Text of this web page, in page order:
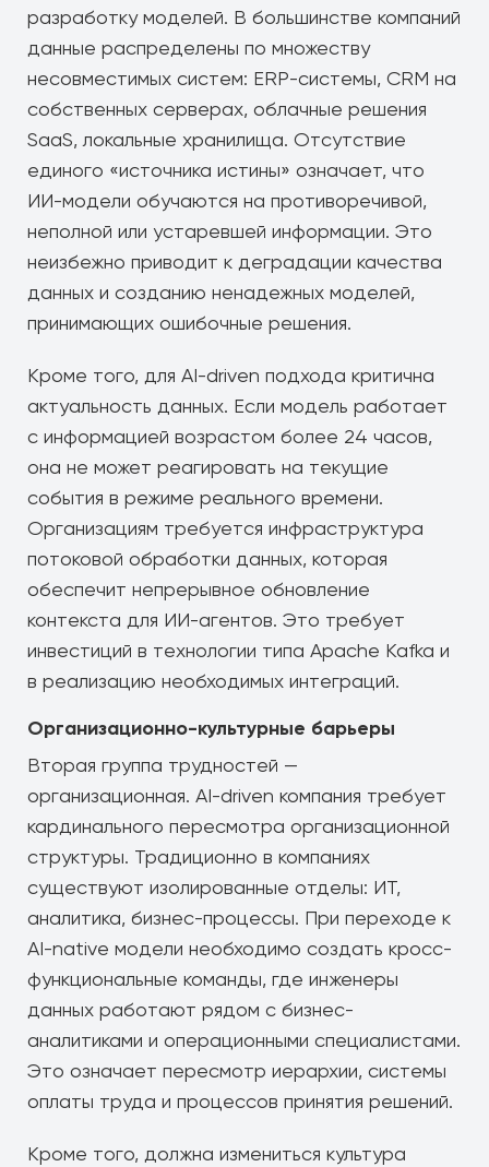
разработку моделей. В большинстве компаний
данные распределены по множеству
несовместимых систем: ERP-системы, CRM на
собственных серверах, облачные решения
SaaS, локальные хранилища. Отсутствие
единого «источника истины» означает, что
ИИ-модели обучаются на противоречивой,
неполной или устаревшей информации. Это
неизбежно приводит к деградации качества
данных и созданию ненадежных моделей,
принимающих ошибочные решения.
Кроме того, для AI-driven подхода критична
актуальность данных. Если модель работает
с информацией возрастом более 24 часов,
она не может реагировать на текущие
события в режиме реального времени.
Организациям требуется инфраструктура
потоковой обработки данных, которая
обеспечит непрерывное обновление
контекста для ИИ-агентов. Это требует
инвестиций в технологии типа Apache Kafka и
в реализацию необходимых интеграций.
Организационно-культурные барьеры
Вторая группа трудностей —
организационная. AI-driven компания требует
кардинального пересмотра организационной
структуры. Традиционно в компаниях
существуют изолированные отделы: ИТ,
аналитика, бизнес-процессы. При переходе к
AI-native модели необходимо создать кросс-
функциональные команды, где инженеры
данных работают рядом с бизнес-
аналитиками и операционными специалистами.
Это означает пересмотр иерархии, системы
оплаты труда и процессов принятия решений.
Кроме того, должна измениться культура